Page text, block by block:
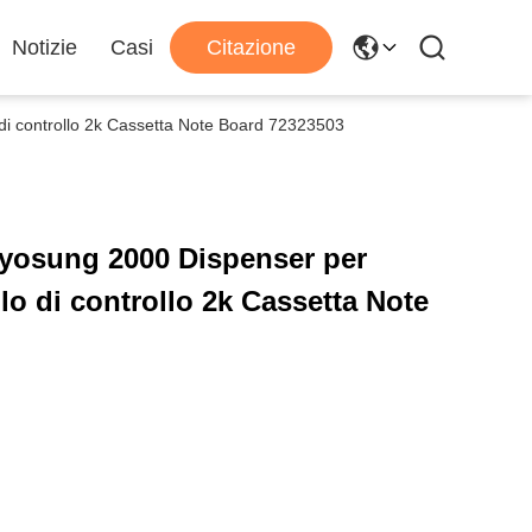
Notizie Casi Citazione
controllo 2k Cassetta Note Board 72323503
2000 Dispenser per
di controllo 2k Cassetta Note